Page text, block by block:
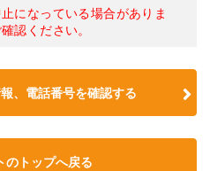
になっている場合がありま
認ください。
、電話番号を確認する
のトップへ戻る